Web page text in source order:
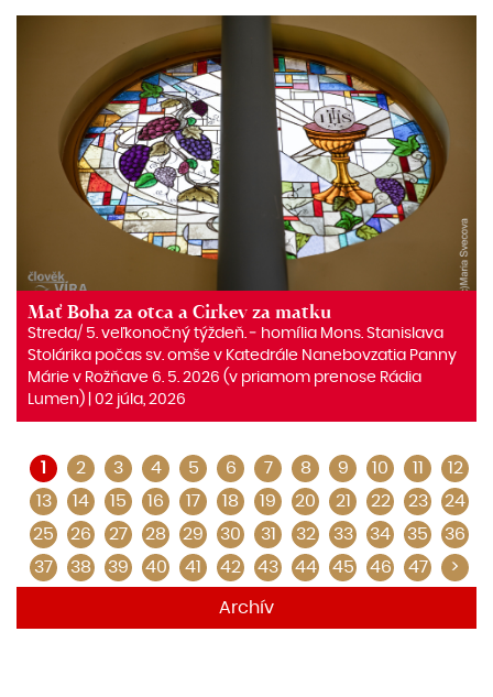
Mať Boha za otca a Cirkev za matku
Streda/ 5. veľkonočný týždeň. ‒ homília Mons. Stanislava
Stolárika počas sv. omše v Katedrále Nanebovzatia Panny
Márie v Rožňave 6. 5. 2026 (v priamom prenose Rádia
Lumen) | 02 júla, 2026
1 2 3 4 5 6 7 8 9 10 11
12
13
14 15 16 17 18 19 20 21 22 23
24
25
26 27 28 29 30 31 32 33 34 35
36
37
38 39 40 41 42 43 44 45 46 47 >
Archív